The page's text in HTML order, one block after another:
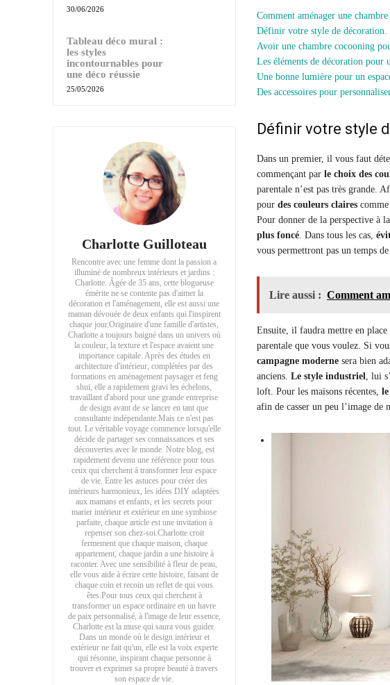
30/06/2026
Tableau déco mural :
les styles
incontournables pour
une déco réussie
25/05/2026
Charlotte Guilloteau
Rencontre avec une femme dont la passion a
illuminé de nombreux intérieurs et jardins :
Charlotte. Âgée de 35 ans, cette blogueuse
émérite ne se contente pas d'aimer la
décoration et l'aménagement, elle est aussi une
maman dévouée de deux enfants qui l'inspirent
chaque jour.Originaire d'une famille d'artistes,
Charlotte a toujours baigné dans un univers où
la couleur, la texture et l'espace avaient une
importance capitale. Après des études en
architecture d'intérieur, complétées par des
formations en aménagement paysager et feng
shui, elle a rapidement gravi les échelons,
travaillant d'abord pour une grande entreprise
de design avant de se lancer en tant que
consultante indépendante.Mais ce n'est pas
tout. Le véritable voyage commence lorsqu'elle
décide de partager ses connaissances et ses
découvertes avec le monde. Notre blog, est
rapidement devenu une référence pour tous
ceux qui cherchent à transformer leur espace
de vie. Entre les astuces pour créer des
intérieurs harmonieux, les idées DIY adaptées
aux mamans et enfants, et les secrets pour
marier intérieur et extérieur en une symbiose
parfaite, chaque article est une invitation à
repenser son chez-soi.Charlotte croit
fermement que chaque maison, chaque
appartement, chaque jardin a une histoire à
raconter. Avec une sensibilité à fleur de peau,
elle vous aide à écrire cette histoire, faisant de
chaque coin et recoin un reflet de qui vous
êtes.Pour tous ceux qui cherchent à
transformer un espace ordinaire en un havre
de paix personnalisé, à l'image de leur essence,
Charlotte est la muse qui saura vous guider.
Dans un monde où le design intérieur et
extérieur ne fait qu'un, elle est la voix experte
qui résonne, inspirant chaque personne à
trouver et exprimer sa propre beauté à travers
son espace de vie.
Comment aménager une
Définir votre style de décoration.
Avoir une chambre cocooning
Les éléments de décoration pour
Une bonne lumière pour un
Des accessoires pour
Définir votre style
Dans un premier, il vous faut
commençant par le choix des
parentale n’est pas très grande.
pour des couleurs clairescomme
Pour donner de la perspective à
plus foncé. Dans tous les cas,
vous permettront pas un temps
Lire aussi : Comment
Ensuite, il faudra mettre en place
parentale que vous voulez. Si
campagne modernesera bien
anciens. Le style industriel, lui
loft. Pour les maisons récentes,
afin de casser un peu l’image de